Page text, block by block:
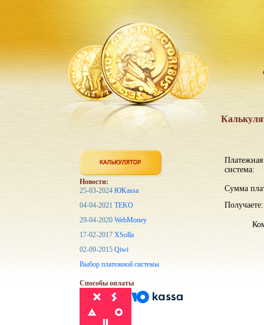
Платежная
система:
Сумма
Получаете:
Новости:
25-03-2024 ЮKassa
04-04-2021 TEKO
29-04-2020 WebMoney
17-02-2017 XSolla
02-09-2015 Qiwi
Выбор платежной системы
Способы оплаты